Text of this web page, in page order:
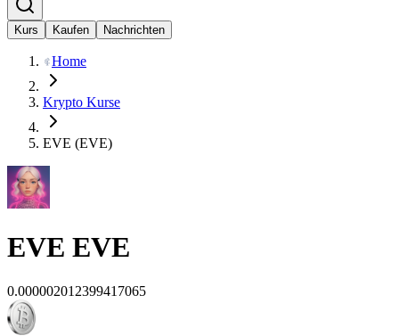
Kurs Kaufen Nachrichten
Home
Krypto Kurse
EVE (EVE)
EVE EVE
0.000002012399417065